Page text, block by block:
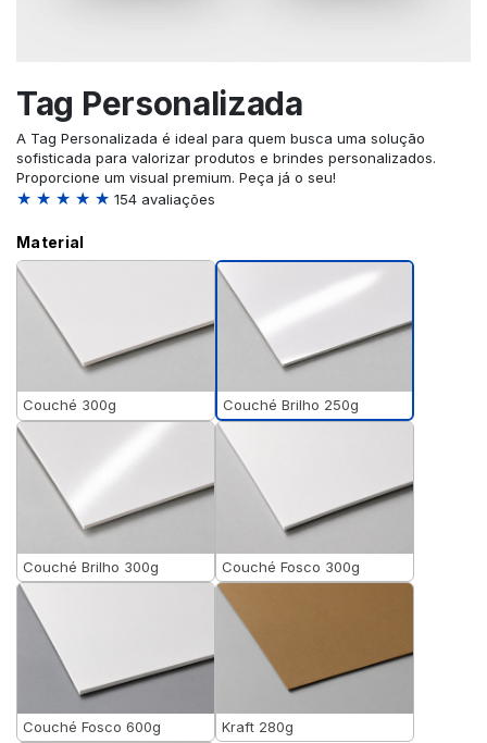
Tag Personalizada
A Tag Personalizada é ideal para quem busca uma solução
sofisticada para valorizar produtos e brindes personalizados.
Proporcione um visual premium. Peça já o seu!
★ ★ ★ ★ ★ 154 avaliações
Material
Couché 300g Couché Brilho 250g
Couché Brilho 300g Couché Fosco 300g
Couché Fosco 600g Kraft 280g